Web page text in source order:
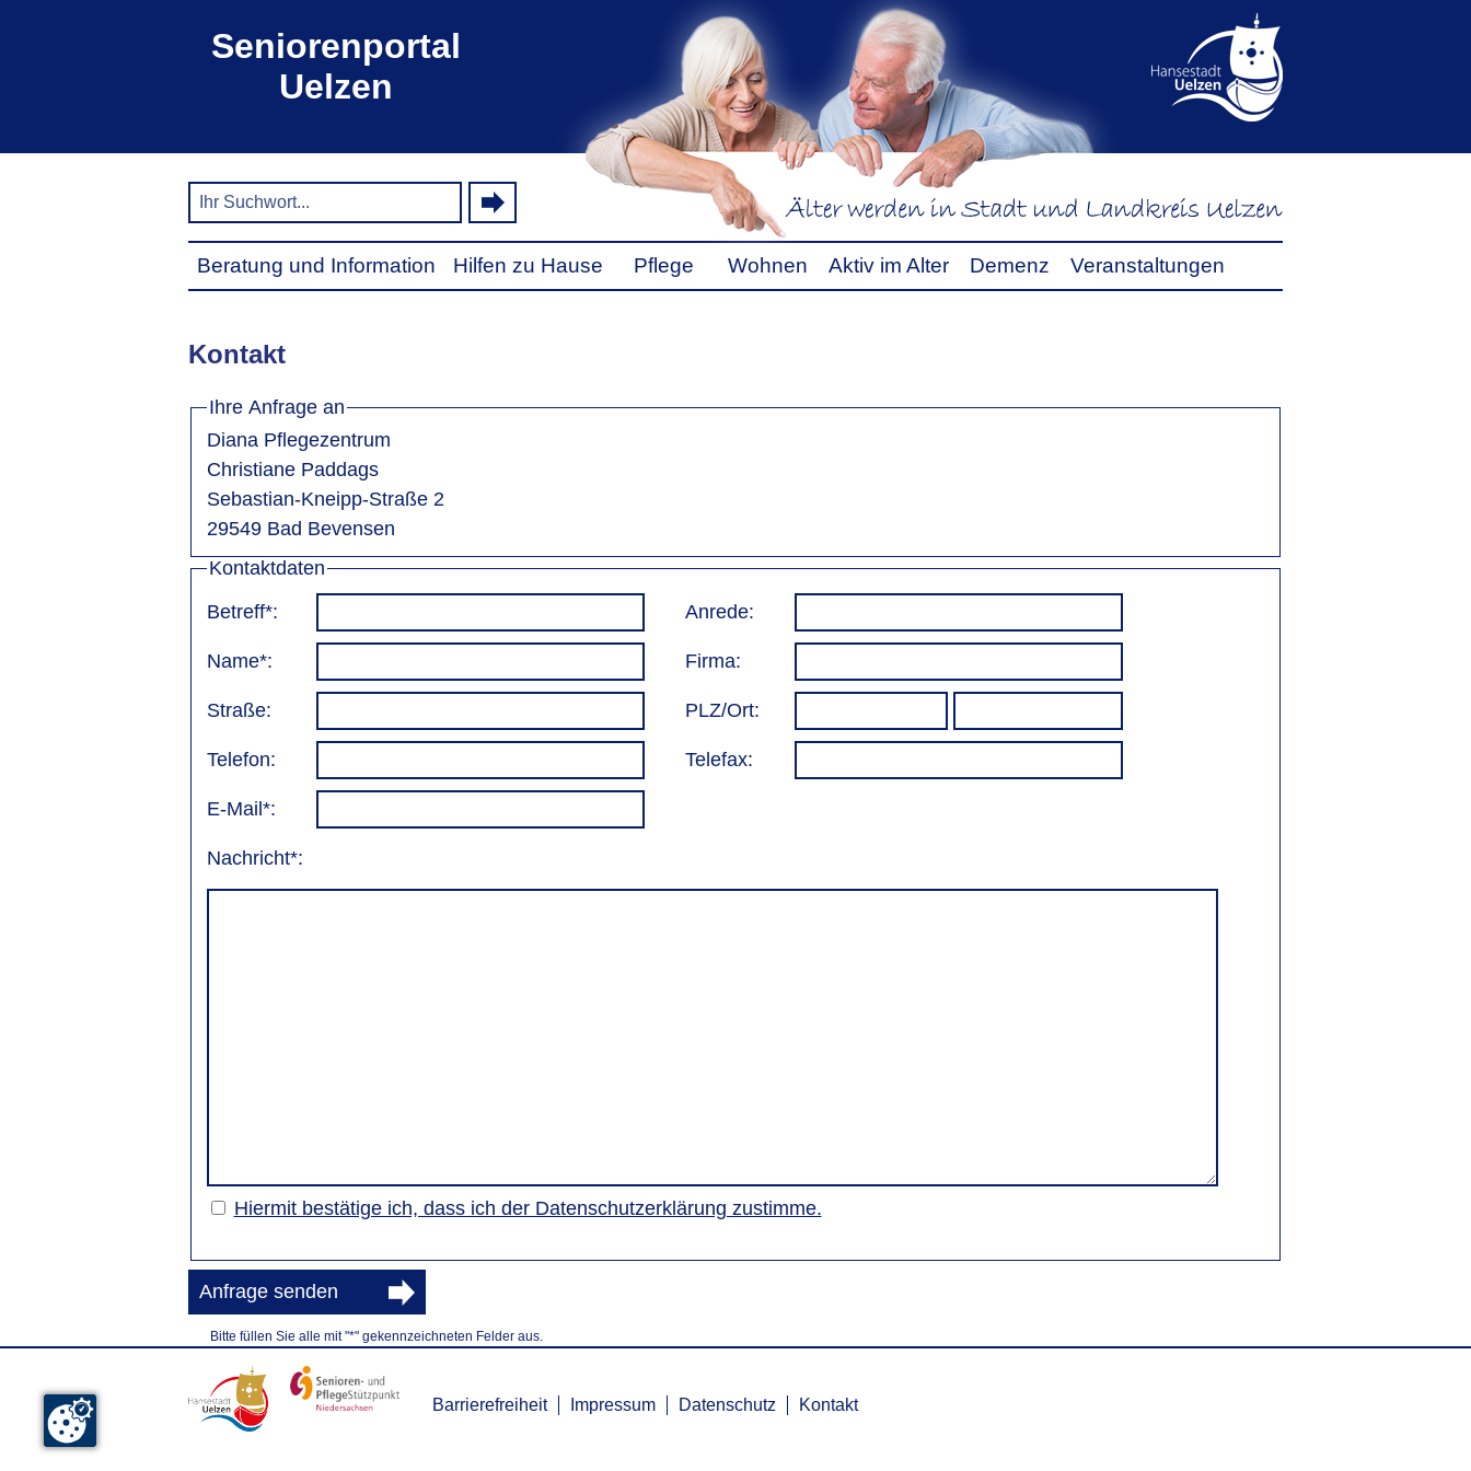
Seniorenportal
Uelzen
Beratung und Information Hilfen zu Hause Pflege Wohnen Aktiv im Alter Demenz Veranstaltungen
Kontakt
Ihre Anfrage an
Diana Pflegezentrum
Christiane Paddags
Sebastian-Kneipp-Straße 2
29549 Bad Bevensen
Kontaktdaten
Betreff*:
Anrede:
Name*: Firma:
Straße: PLZ/Ort:
Telefon: Telefax:
E-Mail*:
Nachricht*:
Hiermit bestätige ich, dass ich der Datenschutzerklärung zustimme.
Anfrage senden
Bitte füllen Sie alle mit "*" gekennzeichneten Felder aus.
Barrierefreiheit Impressum Datenschutz Kontakt